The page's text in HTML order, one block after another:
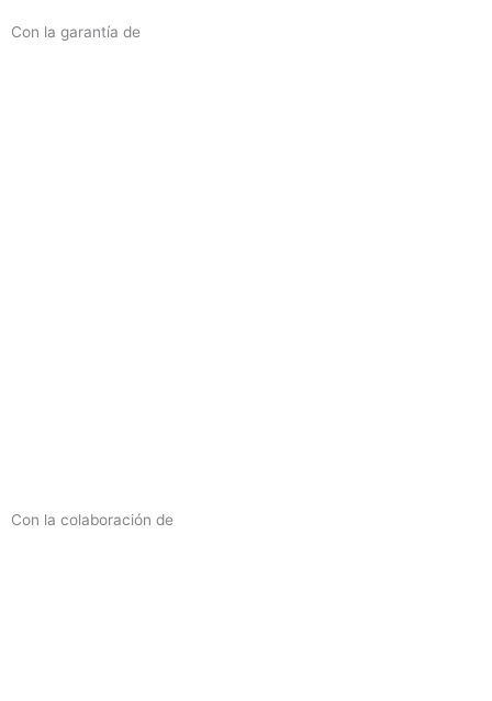
Con la garantía de
Con la colaboración de